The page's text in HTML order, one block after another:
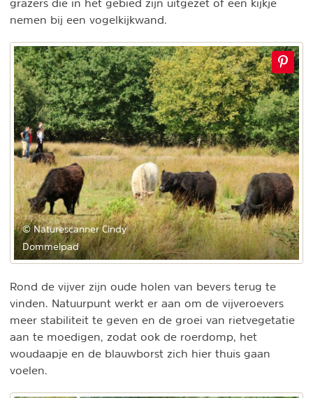
grazers die in het gebied zijn uitgezet of een kijkje
nemen bij een vogelkijkwand.
© Naturescanner Cindy
Dommelpad
Rond de vijver zijn oude holen van bevers terug te
vinden. Natuurpunt werkt er aan om de vijveroevers
meer stabiliteit te geven en de groei van rietvegetatie
aan te moedigen, zodat ook de roerdomp, het
woudaapje en de blauwborst zich hier thuis gaan
voelen.